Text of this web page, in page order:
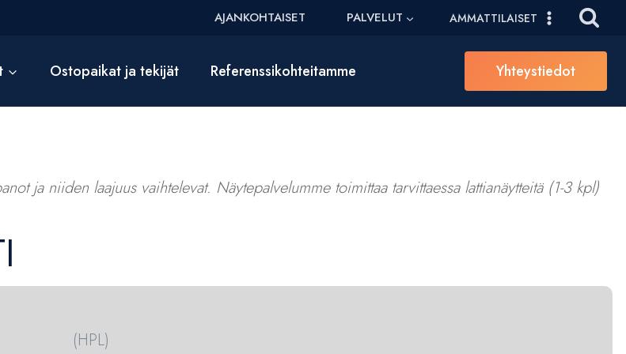
AJANKOHTAISET PALVELUT AMMATTILAISET
Ostopaikat ja tekijät Referenssikohteitamme Yhteystiedot
ja niiden laajuus vaihtelevat. Näytepalvelumme toimittaa tarvittaessa lattianäytteitä (1-3 kpl)
(HPL)